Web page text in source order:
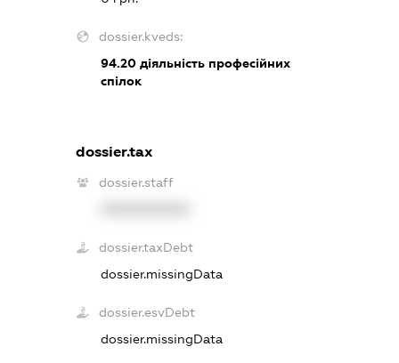
dossier.kveds:
94.20діяльність професійних
спілок
dossier.tax
dossier.staff
dossier.taxDebt
dossier.missingData
dossier.esvDebt
dossier.missingData